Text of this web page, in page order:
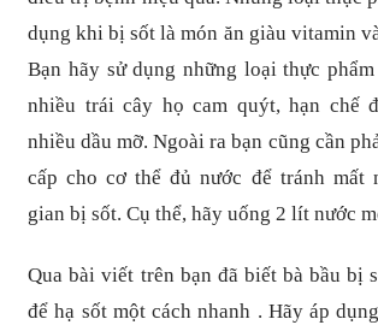
dụng khi bị sốt là món ăn giàu vitamin
Bạn hãy sử dụng những loại thực
nhiều trái cây họ cam quýt, hạn chế
nhiều dầu mỡ. Ngoài ra bạn cũng cần
cấp cho cơ thể đủ nước để tránh mất
gian bị sốt. Cụ thể, hãy uống 2 lít nước
Qua bài viết trên bạn đã biết bà bầu bị
để hạ sốt một cách nhanh . Hãy áp